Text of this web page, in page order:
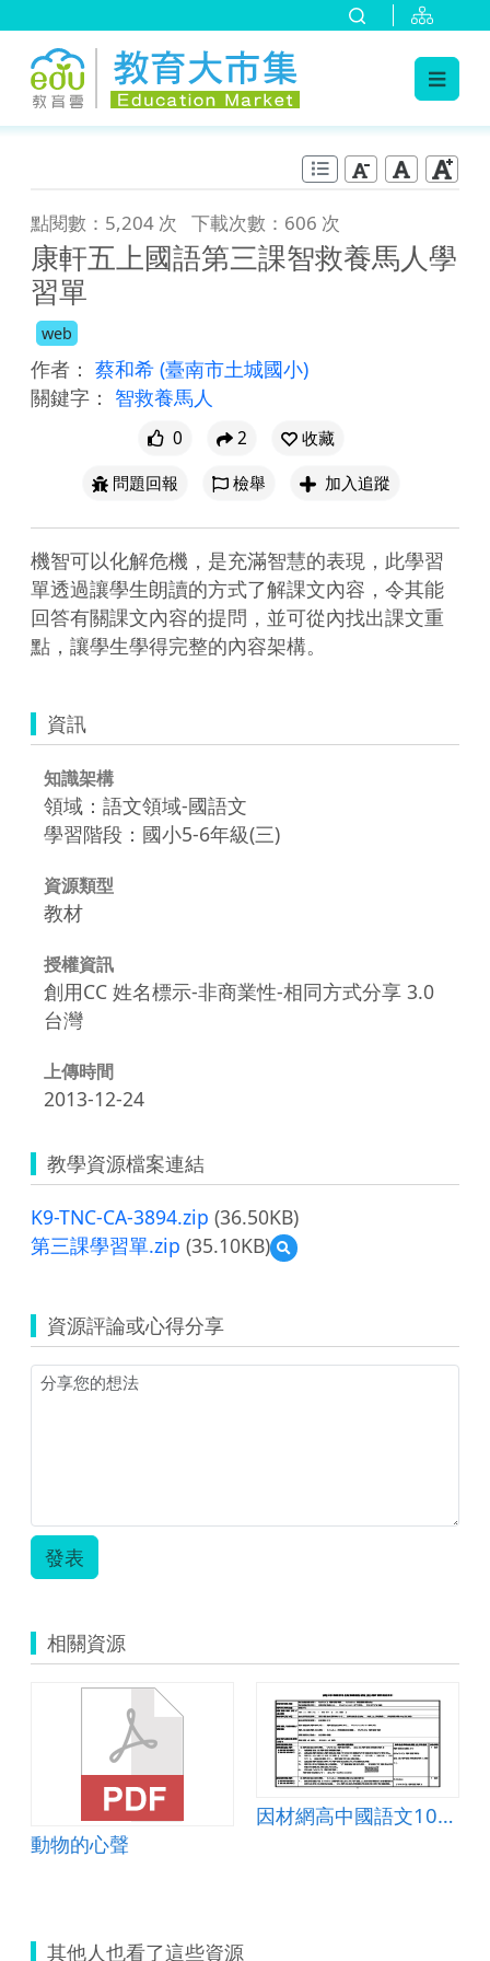
點閱數：5,204 次 下載次數：606 次
康軒五上國語第三課智救養馬人學
習單
web
作者： 蔡和希 (臺南市土城國小)
關鍵字： 智救養馬人
0 2
收藏
問題回報
檢舉 加入追蹤
機智可以化解危機，是充滿智慧的表現，此學習
單透過讓學生朗讀的方式了解課文內容，令其能
回答有關課文內容的提問，並可從內找出課文重
點，讓學生學得完整的內容架構。
資訊
知識架構
領域：語文領域-國語文
學習階段：國小5-6年級(三)
資源類型
教材
授權資訊
創用CC 姓名標示-非商業性-相同方式分享 3.0
台灣
上傳時間
2013-12-24
教學資源檔案連結
K9-TNC-CA-3894.zip (36.50KB)
第三課學習單.zip (35.10KB)
預
覽
學
習
資源評論或心得分享
發表
相關資源
動物的心聲
因材網高中國語文108版本十年級第３單元寫作
其他人也看了這些資源